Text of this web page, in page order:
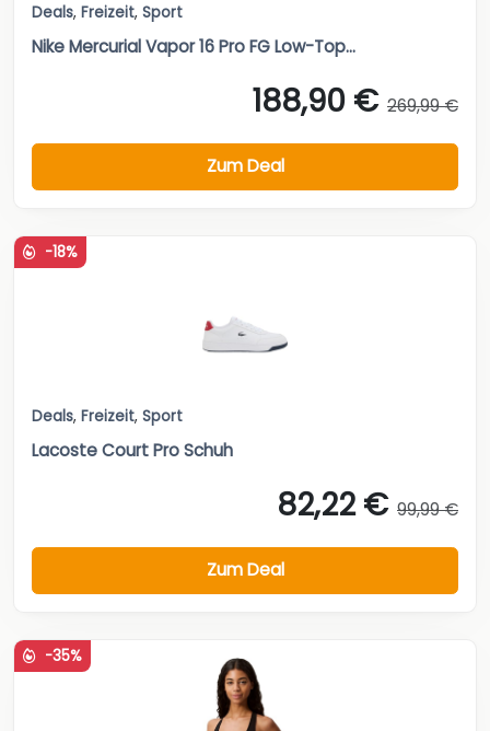
Deals, Freizeit, Sport
Nike Mercurial Vapor 16 Pro FG Low-Top...
188,90 € 269,99 €
Zum Deal
-18%
Deals, Freizeit, Sport
Lacoste Court Pro Schuh
82,22 € 99,99 €
Zum Deal
-35%